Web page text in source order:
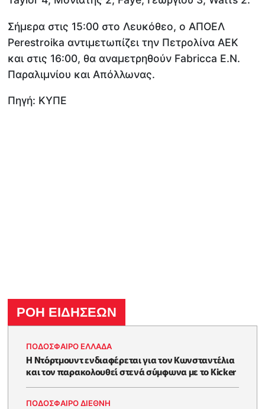
Σήμερα στις 15:00 στο Λευκόθεο, ο ΑΠΟΕΛ
Perestroika αντιμετωπίζει την Πετρολίνα ΑΕΚ
και στις 16:00, θα αναμετρηθούν Fabricca E.N.
Παραλιμνίου και Απόλλωνας.
Πηγή: ΚΥΠΕ
ΡΟΗ ΕΙΔΗΣΕΩΝ
ΠΟΔΟΣΦΑΙΡΟ ΕΛΛΑΔΑ
Η Ντόρτμουντ ενδιαφέρεται για τον Κωνσταντέλια
και τον παρακολουθεί στενά σύμφωνα με το Kicker
ΠΟΔΟΣΦΑΙΡΟ ΔΙΕΘΝΗ